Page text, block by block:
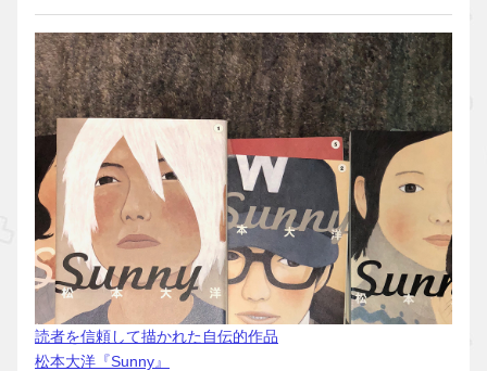
読者を信頼して描かれた自伝的作品
松本大洋『Sunny』